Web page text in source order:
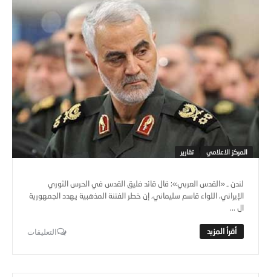
المركز الاعلامي تقارير
لندن ـ «القدس العربي»: قال قائد فليق القدس في الحرس الثوري
الإيراني، اللواء قاسم سليماني، إن خطر الفتنة المذهبية يهدد الجمهورية
ال ...
التعليقات